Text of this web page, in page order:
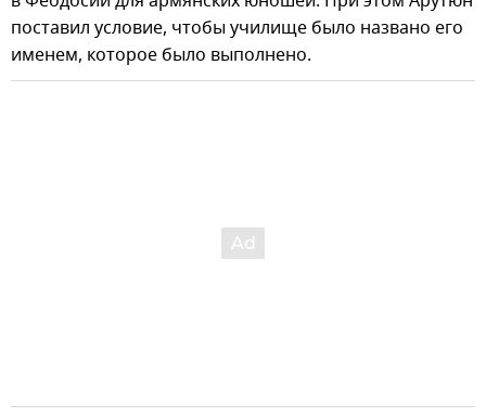
поставил условие, чтобы училище было названо его
именем, которое было выполнено.